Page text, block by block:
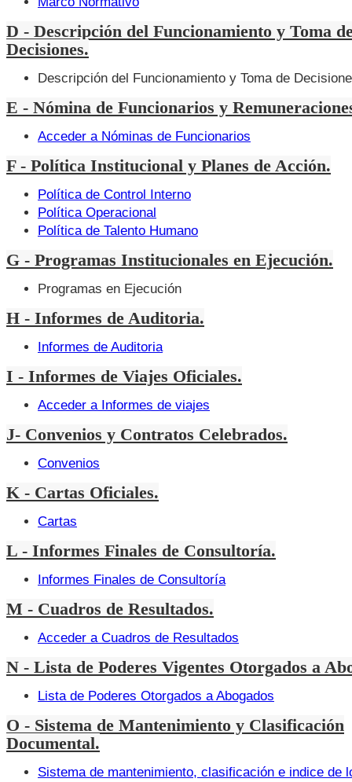
D - Descripción del Funcionamiento y Toma
Decisiones.
Descripción del Funcionamiento y Toma de
E - Nómina de Funcionarios y
Acceder a Nóminas de Funcionarios
F - Política Institucional y Planes de Acción.
Política de Control Interno
Política Operacional
Política de Talento Humano
G - Programas Institucionales en Ejecución.
Programas en Ejecución
H - Informes de Auditoria.
Informes de Auditoria
I - Informes de Viajes Oficiales.
Acceder a Informes de viajes
J- Convenios y Contratos Celebrados.
Convenios
K - Cartas Oficiales.
Cartas
L - Informes Finales de Consultoría.
Informes Finales de Consultoría
M - Cuadros de Resultados.
Acceder a Cuadros de Resultados
N - Lista de Poderes Vigentes Otorgados a
Lista de Poderes Otorgados a Abogados
O - Sistema de Mantenimiento y Clasificación
Documental.
Sistema de mantenimiento, clasificación e indice de